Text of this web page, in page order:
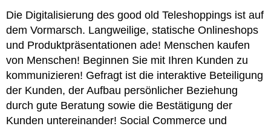
Die Digitalisierung des good old Teleshoppings ist auf
dem Vormarsch. Langweilige, statische Onlineshops
und Produktpräsentationen ade! Menschen kaufen
von Menschen! Beginnen Sie mit Ihren Kunden zu
kommunizieren! Gefragt ist die interaktive Beteiligung
der Kunden, der Aufbau persönlicher Beziehung
durch gute Beratung sowie die Bestätigung der
Kunden untereinander! Social Commerce und